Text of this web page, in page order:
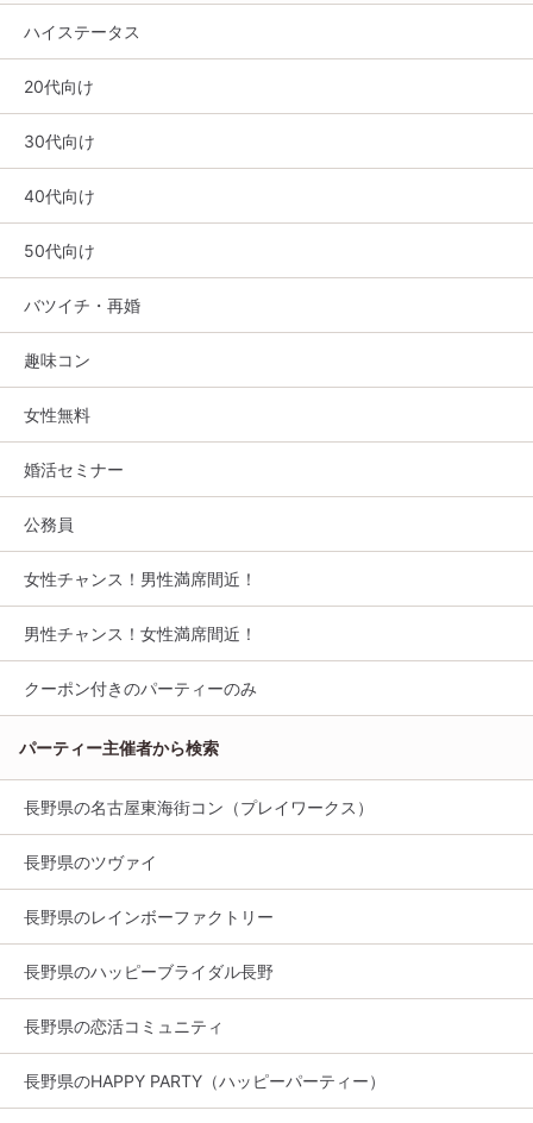
ハイステータス
20代向け
30代向け
40代向け
50代向け
バツイチ・再婚
趣味コン
女性無料
婚活セミナー
公務員
女性チャンス！男性満席間近！
男性チャンス！女性満席間近！
クーポン付きのパーティーのみ
パーティー主催者から検索
長野県の名古屋東海街コン（プレイワークス）
長野県のツヴァイ
長野県のレインボーファクトリー
長野県のハッピーブライダル長野
長野県の恋活コミュニティ
長野県のHAPPY PARTY（ハッピーパーティー）